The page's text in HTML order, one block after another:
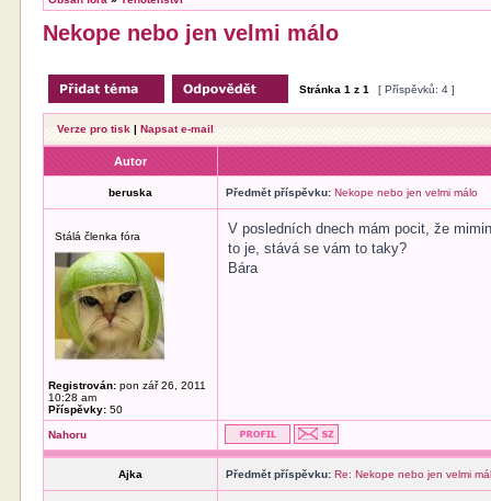
Nekope nebo jen velmi málo
Stránka1 z1 [ Příspěvků: 4 ]
Verze pro tisk |Napsat e-mail
Autor
beruska Předmět příspěvku: Nekope nebo jen velmi málo
Stálá členka fóra
Registrován: pon zář 26, 2011
10:28 am
Příspěvky: 50
V posledních dnech mám pocit, že
to je, stává se vám to taky?
Bára
Nahoru
Ajka Předmět příspěvku: Re: Nekope nebo jen velmi